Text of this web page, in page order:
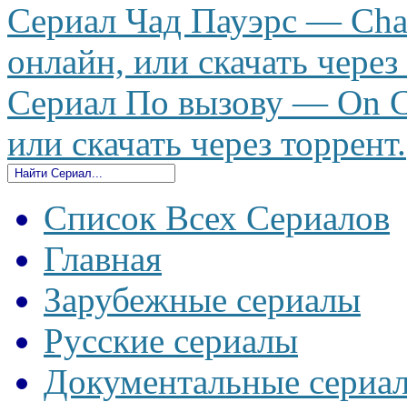
Сериал Чад Пауэрс —
онлайн, или скачать
Сериал По вызову — On
или скачать через торрент.
Список Всех Сериалов
Главная
Зарубежные сериалы
Русские сериалы
Документальные